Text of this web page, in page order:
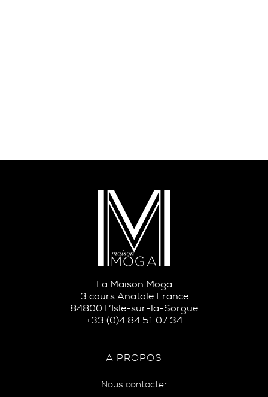
La Maison Moga
3 cours Anatole France
84800 L’Isle-sur-la-Sorgue
+33 (0)4 84 51 07 34
A PROPOS
Nous contacter